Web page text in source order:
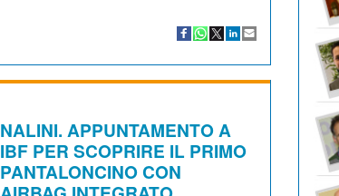
NALINI. APPUNTAMENTO A
IBF PER SCOPRIRE IL PRIMO
PANTALONCINO CON